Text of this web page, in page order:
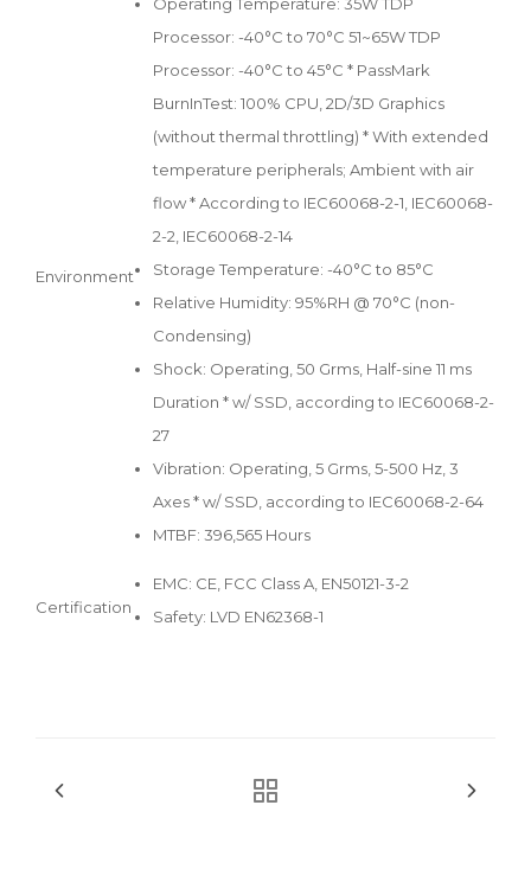
Environment
Processor: -40°C to 70°C 51~65W TDP
Processor: -40°C to 45°C * PassMark
BurnInTest: 100% CPU, 2D/3D Graphics
(without thermal throttling) * With extended
temperature peripherals; Ambient with air
flow * According to IEC60068-2-1, IEC60068-
2-2, IEC60068-2-14
Storage Temperature: -40°C to 85°C
Relative Humidity: 95%RH @ 70°C (non-
Condensing)
Shock: Operating, 50 Grms, Half-sine 11 ms
Duration * w/ SSD, according to IEC60068-2-
27
Vibration: Operating, 5 Grms, 5-500 Hz, 3
Axes * w/ SSD, according to IEC60068-2-64
MTBF: 396,565 Hours
Certification
EMC: CE, FCC Class A, EN50121-3-2
Safety: LVD EN62368-1